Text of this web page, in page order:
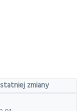
zmiany